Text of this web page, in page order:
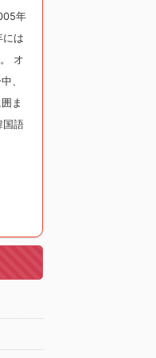
年
には
、
ま
国語